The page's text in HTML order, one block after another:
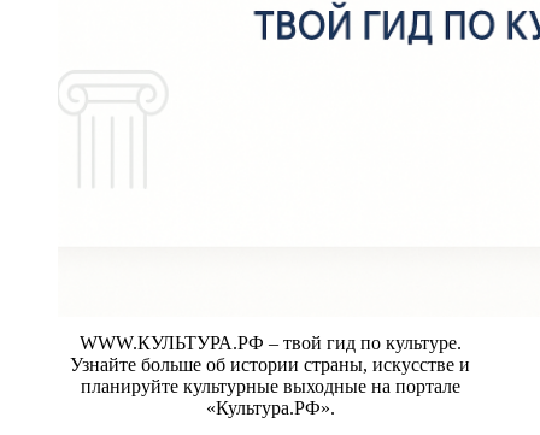
WWW.КУЛЬТУРА.РФ – твой гид по культуре.
Узнайте больше об истории страны, искусстве и
планируйте культурные выходные на портале
«Культура.РФ».